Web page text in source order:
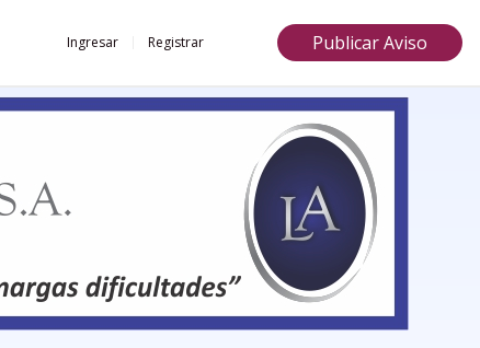
Ingresar Registrar Publicar Aviso